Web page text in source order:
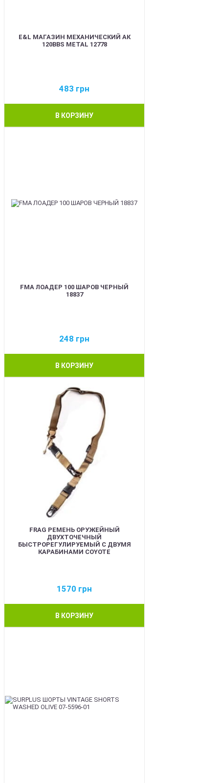
E&L МАГАЗИН МЕХАНИЧЕСКИЙ АК
120BBS METAL 12778
483 грн
В КОРЗИНУ
FMA ЛОАДЕР 100 ШАРОВ ЧЕРНЫЙ
18837
248 грн
В КОРЗИНУ
FRAG РЕМЕНЬ ОРУЖЕЙНЫЙ
ДВУХТОЧЕЧНЫЙ
БЫСТРОРЕГУЛИРУЕМЫЙ С ДВУМЯ
КАРАБИНАМИ COYOTE
1570 грн
В КОРЗИНУ